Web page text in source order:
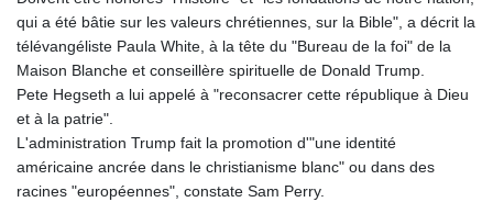
qui a été bâtie sur les valeurs chrétiennes, sur la Bible", a décrit la
télévangéliste Paula White, à la tête du "Bureau de la foi" de la
Maison Blanche et conseillère spirituelle de Donald Trump.
Pete Hegseth a lui appelé à "reconsacrer cette république à Dieu
et à la patrie".
L'administration Trump fait la promotion d'"une identité
américaine ancrée dans le christianisme blanc" ou dans des
racines "européennes", constate Sam Perry.